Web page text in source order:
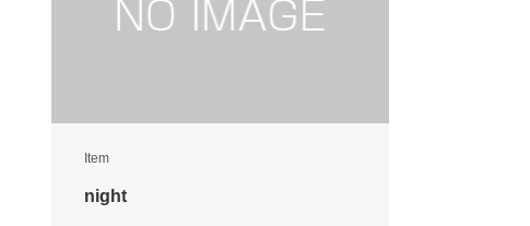
Item
night